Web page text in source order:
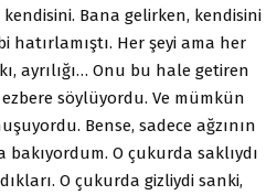
Bana gelirken, kendisini
hatırlamıştı. Her şeyi ama her
ayrılığı… Onu bu hale getiren
ezbere söylüyordu. Ve mümkün
Bense, sadece ağzının
O çukurda saklıydı
O çukurda gizliydi sanki,